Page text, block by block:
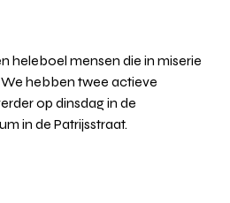
heleboel mensen die in miserie
hebben twee actieve
op dinsdag in de
in de Patrijsstraat.